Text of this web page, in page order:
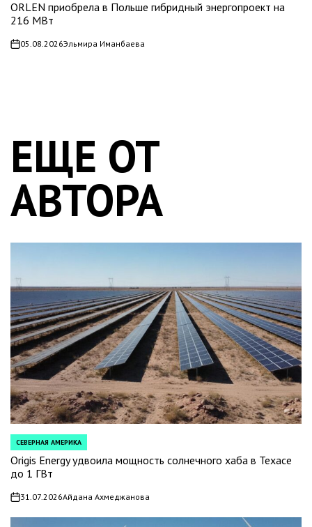
ORLEN приобрела в Польше гибридный энергопроект на
216 МВт
on05.08.2026Эльмира Иманбаева
ЕЩЕ ОТ
АВТОРА
POSTED
IN
СЕВЕРНАЯ АМЕРИКА
Origis Energy удвоила мощность солнечного хаба в Техасе
до 1 ГВт
on31.07.2026Айдана Ахмеджанова